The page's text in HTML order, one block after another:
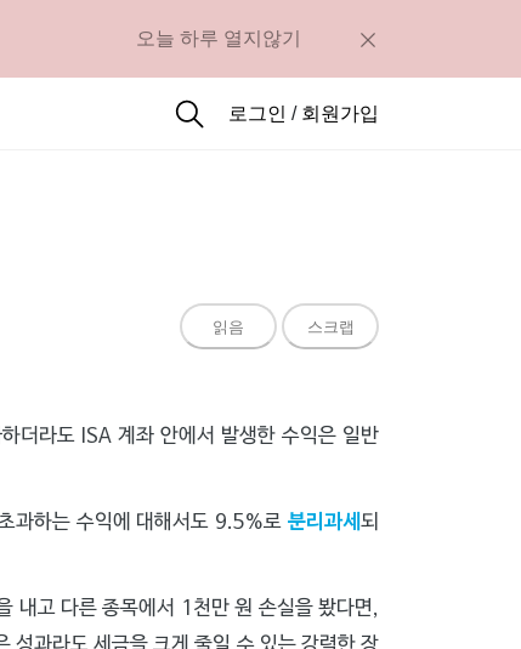
오늘 하루 열지않기
로그인 / 회원가입
읽음 스크랩